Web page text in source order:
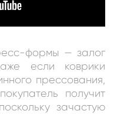
формы — залог
если коврики
прессования,
получит
зачастую